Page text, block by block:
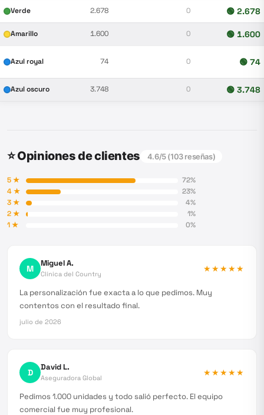
Verde 2.678 0 🟢 2.678
Amarillo 1.600 0 🟢 1.600
Azul royal 74 0 🟢 74
Azul oscuro 3.748 0 🟢 3.748
⭐ Opiniones de clientes 4.6/5 (103reseñas)
5★ 72%
4★ 23%
3★ 4%
2★ 1%
1★ 0%
M Miguel A.
Clínica del Country
★★★★★
La personalización fue exacta a lo que pedimos. Muy
contentos con el resultado final.
julio de 2026
D David L.
Aseguradora Global
★★★★★
Pedimos 1.000 unidades y todo salió perfecto. El equipo
comercial fue muy profesional.